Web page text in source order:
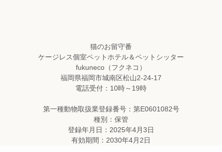
猫のお留守番
ケージレス個室ペットホテル＆ペットシッター
fukuneco（フクネコ）
福岡県福岡市城南区松山2-24-17
電話受付：10時～19時
第一種動物取扱業登録番号：第E0601082号
種別：保管
登録年月日：2025年4月3日
有効期間：2030年4月2日